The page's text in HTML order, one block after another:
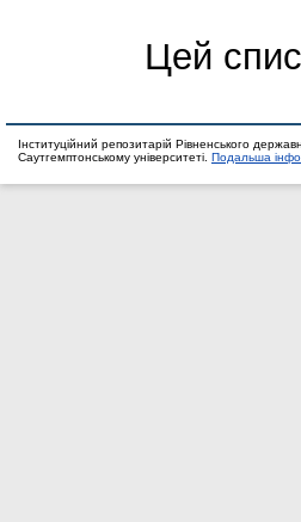
Цей
Інституційний репозитарій Рівненського
Саутгемптонському університеті. Подальша